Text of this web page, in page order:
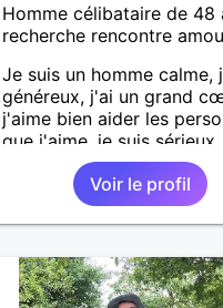
Homme célibataire de 48
recherche rencontre
Je suis un homme calme,
généreux, j'ai un grand
j'aime bien aider les
que j'aime, je suis
sincère, je suis honnête,
pas qu'on joue avec moi et
j'aime pas les mensonges.
cherche une relation
Voir le profil